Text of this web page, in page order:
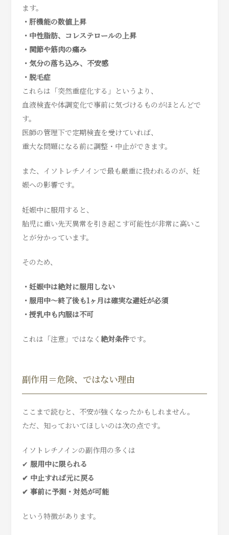
ます。
・肝機能の数値上昇
・中性脂肪、コレステロールの上昇
・関節や筋肉の痛み
・気分の落ち込み、不安感
・脱毛症
これらは「突然重症化する」というより、
血液検査や体調変化で事前に気づけるものがほとんどで
す。
医師の管理下で定期検査を受けていれば、
重大な問題になる前に調整・中止ができます。
また、 イソトレチノインで最も厳重に扱われるのが、妊
娠への影響です。
妊娠中に服用すると、
胎児に重い先天異常を引き起こす可能性が非常に高いこ
とが分かっています。
そのため、
・妊娠中は絶対に服用しない
・服用中〜終了後も1ヶ月は確実な避妊が必須
・授乳中も内服は不可
これは「注意」ではなく絶対条件です。
副作用＝危険、ではない理由
ここまで読むと、不安が強くなったかもしれません。
ただ、知っておいてほしいのは次の点です。
イソトレチノインの副作用の多くは
✔ 服用中に限られる
✔ 中止すれば元に戻る
✔ 事前に予測・対処が可能
という特徴があります。